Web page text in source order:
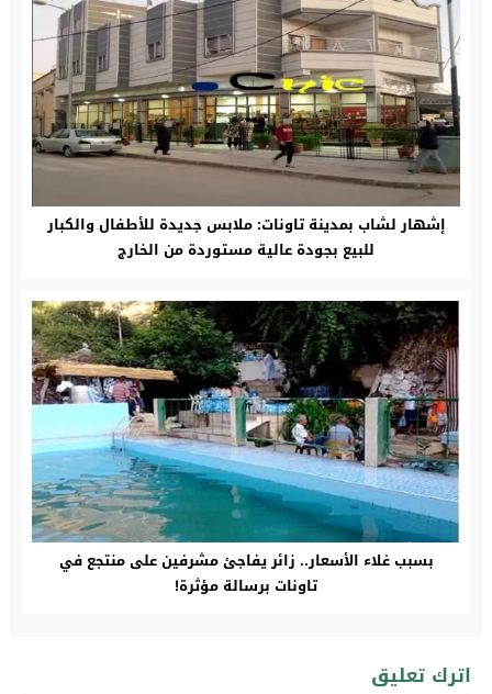
إشهار لشاب بمدينة تاونات: ملابس جديدة للأطفال والكبار
للبيع بجودة عالية مستوردة من الخارج
بسبب غلاء الأسعار.. زائر يفاجئ مشرفين على منتجع في
تاونات برسالة مؤثرة!
اترك تعليق